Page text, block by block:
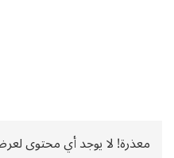
معذرة! لا يوجد أي محتوى